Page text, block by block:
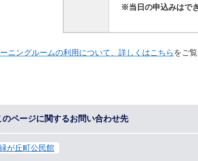
※当日の申込みはで
ーニングルームの利用について、詳しくはこちら をご
のページに関するお問い合わせ先
が丘町公民館